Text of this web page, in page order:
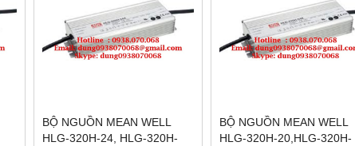
BỘ NGUỒN MEAN WELL
HLG-320H-24, HLG-320H-
BỘ NGUỒN MEAN WELL
HLG-320H-20,HLG-320H-